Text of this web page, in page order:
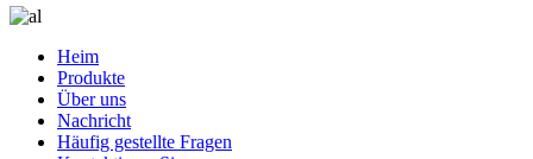
Heim
Produkte
Über uns
Nachricht
Häufig gestellte Fragen